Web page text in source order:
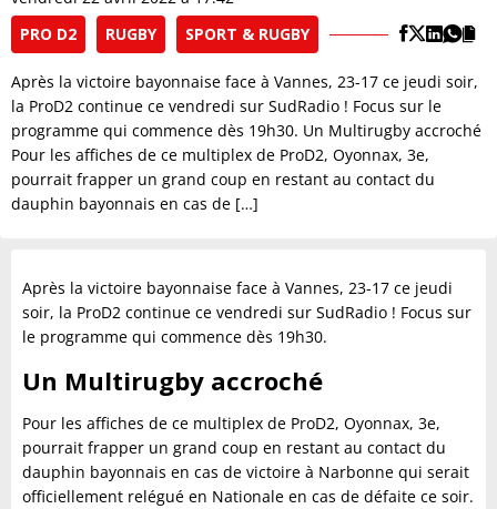
PRO D2
RUGBY SPORT & RUGBY
Après la victoire bayonnaise face à Vannes, 23-17 ce jeudi soir,
la ProD2 continue ce vendredi sur SudRadio ! Focus sur le
programme qui commence dès 19h30. Un Multirugby accroché
Pour les affiches de ce multiplex de ProD2, Oyonnax, 3e,
pourrait frapper un grand coup en restant au contact du
dauphin bayonnais en cas de […]
Après la victoire bayonnaise face à Vannes, 23-17 ce jeudi
soir, la ProD2 continue ce vendredi sur SudRadio ! Focus sur
le programme qui commence dès 19h30.
Un Multirugby accroché
Pour les affiches de ce multiplex de ProD2, Oyonnax, 3e,
pourrait frapper un grand coup en restant au contact du
dauphin bayonnais en cas de victoire à Narbonne qui serait
officiellement relégué en Nationale en cas de défaite ce soir.